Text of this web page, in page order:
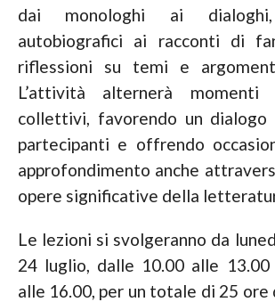
dai monologhi ai
autobiografici ai racconti di
riflessioni su temi e
L’attività alternerà momenti
collettivi, favorendo un
partecipanti e offrendo
approfondimento anche
opere significative della
Le lezioni si svolgeranno da
24 luglio, dalle 10.00 alle
alle 16.00, per un totale di 25 ore